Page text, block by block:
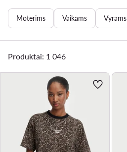
Moterims Vaikams Vyrams
Produktai: 1 046